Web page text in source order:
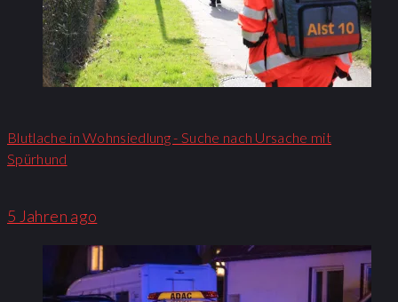
Blutlache in Wohnsiedlung - Suche nach Ursache mit
Spürhund
5 Jahren ago